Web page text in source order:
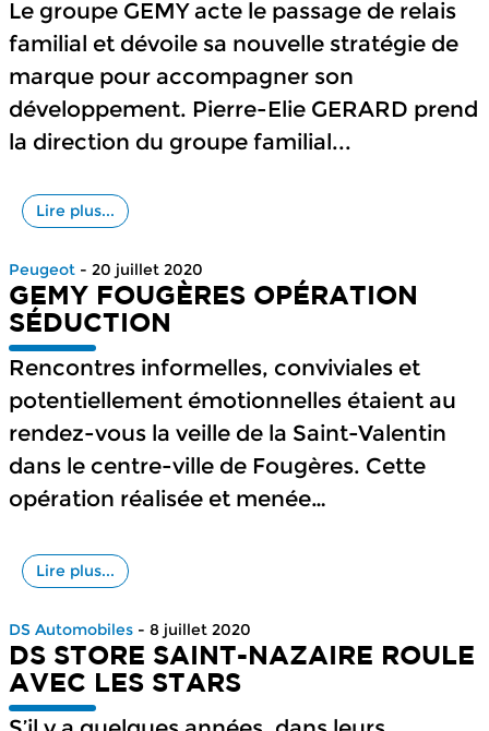
Le groupe GEMY acte le passage de relais
familial et dévoile sa nouvelle stratégie de
marque pour accompagner son
développement. Pierre-Elie GERARD prend
la direction du groupe familial...
Lire plus...
Peugeot - 20 juillet 2020
GEMY FOUGÈRES OPÉRATION
SÉDUCTION
Rencontres informelles, conviviales et
potentiellement émotionnelles étaient au
rendez-vous la veille de la Saint-Valentin
dans le centre-ville de Fougères. Cette
opération réalisée et menée…
Lire plus...
DS Automobiles - 8 juillet 2020
DS STORE SAINT-NAZAIRE ROULE
AVEC LES STARS